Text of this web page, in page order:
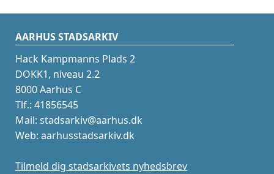
AARHUS STADSARKIV
Hack Kampmanns Plads 2
DOKK1, niveau 2.2
8000 Aarhus C
Tlf.: 41856545
Mail: stadsarkiv@aarhus.dk
Web: aarhusstadsarkiv.dk
Tilmeld dig stadsarkivets nyhedsbrev